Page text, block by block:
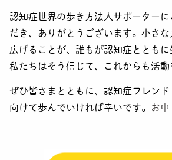
認知症世界の歩き方法人サポーター
だき、ありがとうございます。小さ
広げることが、誰もが認知症とともに
私たちはそう信じて、これからも活動
ぜひ皆さまとともに、認知症フレン
向けて歩んでいければ幸いです。 お